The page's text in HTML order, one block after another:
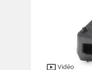
Vidéo